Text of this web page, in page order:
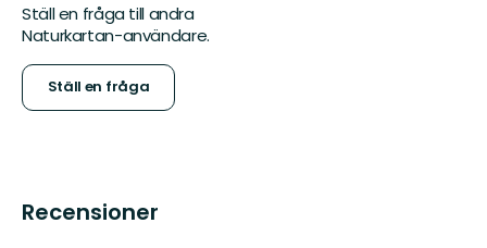
Ställ en fråga till andra
Naturkartan-användare.
Ställ en fråga
Recensioner